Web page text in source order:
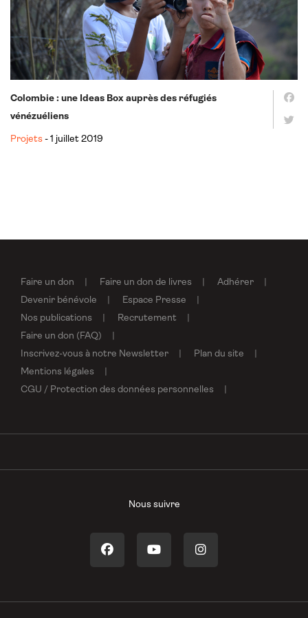
Colombie : une Ideas Box auprès des réfugiés
vénézuéliens
Projets - 1 juillet 2019
Faire un don Faire un don de livres
Adhérer
Devenir bénévole
Espace Presse
Nos publications
Recrutement
Faire un don (FAQ)
Inscrivez-vous à notre Newsletter
Plan du site
Mentions légales
CGU / Protection des données personnelles
Nous suivre